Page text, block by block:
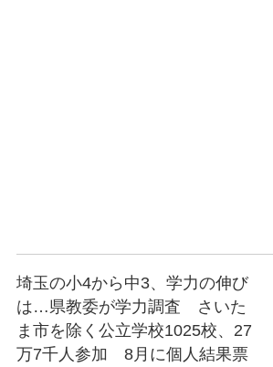
埼玉の小4から中3、学力の伸び
は…県教委が学力調査 さいた
ま市を除く公立学校1025校、27
万7千人参加 8月に個人結果票